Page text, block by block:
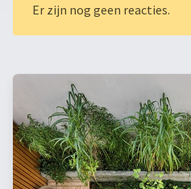
Er zijn nog geen reacties.